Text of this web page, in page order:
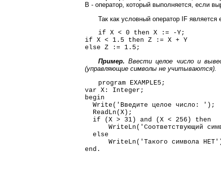
В - оператор, который выполняется, если
Так как условный оператор IF
if X < 0 then X := -Y;
if X < 1.5 then Z := X + Y
else Z := 1.5;
Пример. Ввести целое число и
(управляющие символы не учитываются).
program EXAMPLE5;
var X: Integer;
begin
Write('Введите целое число: ');
ReadLn(X);
if (X > 31) and (X < 256) then
WriteLn('Соответствующий
else
WriteLn('Такого символа
end.